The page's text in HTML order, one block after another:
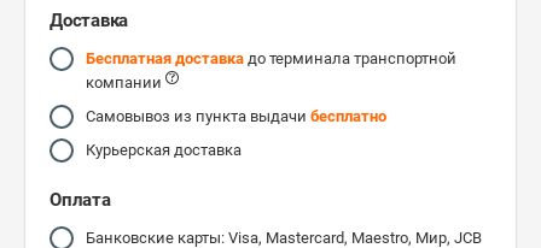
Доставка
Бесплатная доставка до терминала транспортной
компании
Самовывоз из пункта выдачи бесплатно
Курьерская доставка
Оплата
Банковские карты: Visa, Mastercard, Maestro, Мир, JCB